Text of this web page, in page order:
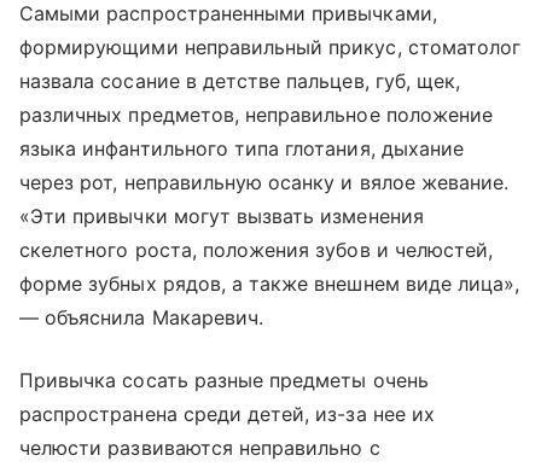
Самыми распространенными привычками,
формирующими неправильный прикус, стоматолог
назвала сосание в детстве пальцев, губ, щек,
различных предметов, неправильное положение
языка инфантильного типа глотания, дыхание
через рот, неправильную осанку и вялое жевание.
«Эти привычки могут вызвать изменения
скелетного роста, положения зубов и челюстей,
форме зубных рядов, а также внешнем виде лица»,
— объяснила Макаревич.
Привычка сосать разные предметы очень
распространена среди детей, из-за нее их
челюсти развиваются неправильно с